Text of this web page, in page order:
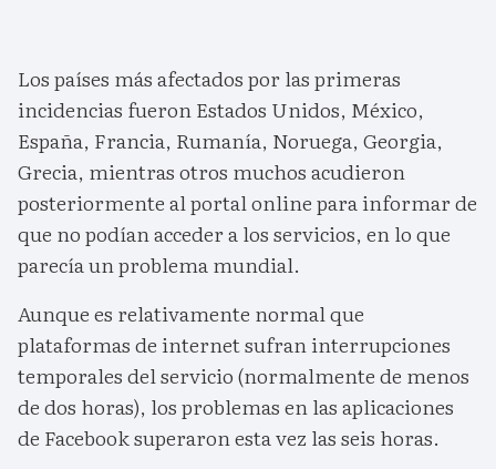
Los países más afectados por las primeras
incidencias fueron Estados Unidos, México,
España, Francia, Rumanía, Noruega, Georgia,
Grecia, mientras otros muchos acudieron
posteriormente al portal online para informar de
que no podían acceder a los servicios, en lo que
parecía un problema mundial.
Aunque es relativamente normal que
plataformas de internet sufran interrupciones
temporales del servicio (normalmente de menos
de dos horas), los problemas en las aplicaciones
de Facebook superaron esta vez las seis horas.